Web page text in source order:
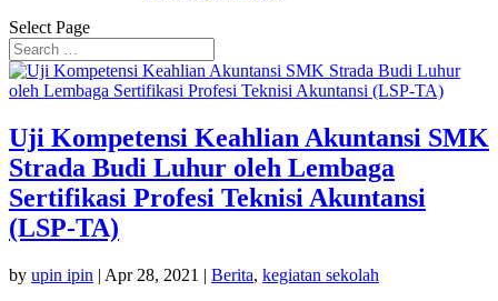
Select Page
Uji Kompetensi Keahlian Akuntansi SMK
Strada Budi Luhur oleh Lembaga
Sertifikasi Profesi Teknisi Akuntansi
(LSP-TA)
by upin ipin | Apr 28, 2021 | Berita, kegiatan sekolah